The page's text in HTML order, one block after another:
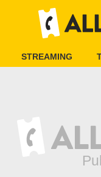
STREAMING